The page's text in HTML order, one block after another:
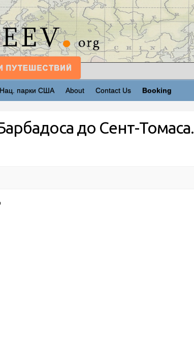
Нац. парки США About Contact Us Booking
до Сент-Томаса.